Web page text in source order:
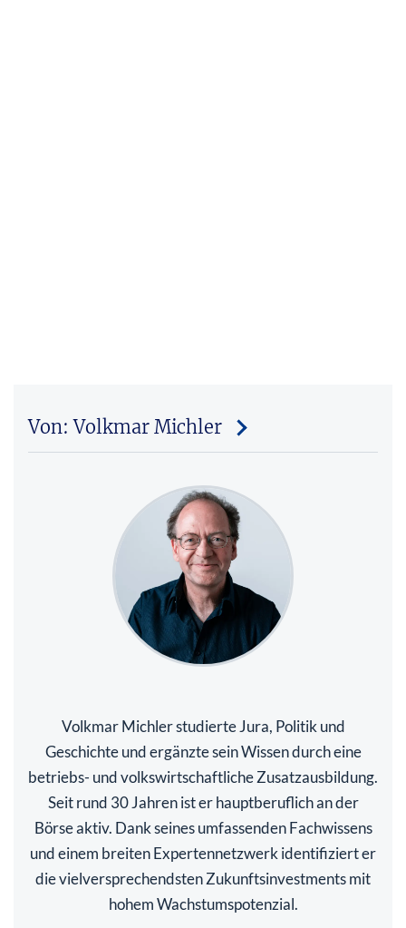
Von: Volkmar Michler
Volkmar Michler studierte Jura, Politik und
Geschichte und ergänzte sein Wissen durch eine
betriebs- und volkswirtschaftliche Zusatzausbildung.
Seit rund 30 Jahren ist er hauptberuflich an der
Börse aktiv. Dank seines umfassenden Fachwissens
und einem breiten Expertennetzwerk identifiziert er
die vielversprechendsten Zukunftsinvestments mit
hohem Wachstumspotenzial.